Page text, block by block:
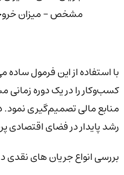
مشخص - میزان
با استفاده از این فرمول ساده
کسب‌وکار را در یک دوره زمانی
منابع مالی تصمیم‌گیری نمود.
رشد پایدار در فضای اقتصادی
بررسی انواع جریان های نقدی در